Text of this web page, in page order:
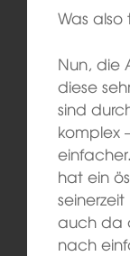
Was also
Nun, die
diese
sind
komplex
hat ein
auch da
nach